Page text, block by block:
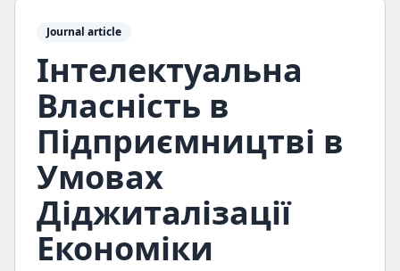
Journal article
Інтелектуальна
Власність в
Підприємництві в
Умовах
Діджиталізації
Економіки